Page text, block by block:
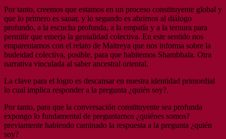
Por tanto, creemos que estamos en un proceso constituyente global y
que lo primero es sanar, y lo segundo es abrirnos al diálogo
profundo, a la escucha profunda, a la empatía y a la ternura para
permitir que emerja la genialidad colectiva. En este sentido nos
emparentamos con el relato de Maitreya que nos informa sobre la
budeidad colectiva, posible, para que habitemos Shambhala. Otra
narrativa vinculada al saber ancestral oriental.
La clave para el logro es descansar en nuestra identidad primordial
lo cual implica responder a la pregunta ¿quién soy?.
Por tanto, para que la conversación constituyente sea profunda
expongo lo fundamental de preguntarnos ¿quiénes somos?
previamente habiendo caminado la respuesta a la pregunta ¿quién
soy?